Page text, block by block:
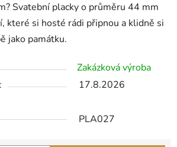
Svatební placky o průměru 44 mm
které si hosté rádi připnou a klidně si
jako památku.
Zakázková výroba
17.8.2026
PLA027